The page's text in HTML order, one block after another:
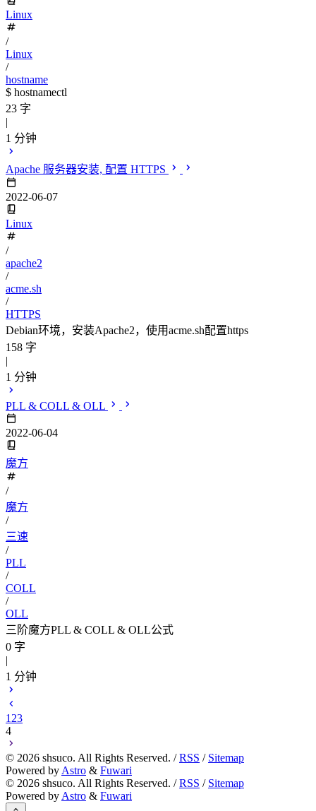
Linux
/
Linux
/
hostname
$ hostnamectl
23 字
|
1 分钟
Apache 服务器安装, 配置 HTTPS
2022-06-07
Linux
/
apache2
/
acme.sh
/
HTTPS
Debian环境，安装Apache2，使用acme.sh配置https
158 字
|
1 分钟
PLL & COLL & OLL
2022-06-04
魔方
/
魔方
/
三速
/
PLL
/
COLL
/
OLL
三阶魔方PLL & COLL & OLL公式
0 字
|
1 分钟
1 23
4
© 2026 shsuco. All Rights Reserved. /RSS / Sitemap
Powered by Astro & Fuwari
© 2026 shsuco. All Rights Reserved. /RSS / Sitemap
Powered by Astro & Fuwari